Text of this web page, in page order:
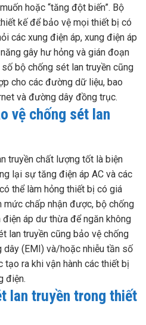
hoặc “tăng đột biến”. Bộ
kế để bảo vệ mọi thiết bị có
các xung điện áp, xung điện áp
gây hư hỏng và gián đoạn
bộ chống sét lan truyền cũng
cho các đường dữ liệu, bao
và đường dây đồng trục.
vệ chống sét lan
truyền chất lượng tốt là biện
lại sự tăng điện áp AC và các
thể làm hỏng thiết bị có giá
mức chấp nhận được, bộ chống
áp dư thừa để ngăn không
lan truyền cũng bảo vệ chống
dây (EMI) và/hoặc nhiễu tần số
ra khi vận hành các thiết bị
điện.
lan truyền trong thiết